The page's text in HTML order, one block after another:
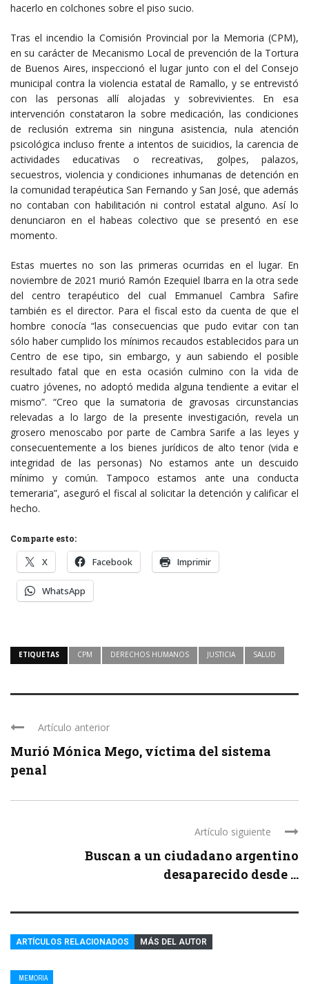
hacerlo en colchones sobre el piso sucio.
Tras el incendio la Comisión Provincial por la Memoria (CPM),
en su carácter de Mecanismo Local de prevención de la Tortura
de Buenos Aires, inspeccionó el lugar junto con el del Consejo
municipal contra la violencia estatal de Ramallo, y se entrevistó
con las personas allí alojadas y sobrevivientes. En esa
intervención constataron la sobre medicación, las condiciones
de reclusión extrema sin ninguna asistencia, nula atención
psicológica incluso frente a intentos de suicidios, la carencia de
actividades educativas o recreativas, golpes, palazos,
secuestros, violencia y condiciones inhumanas de detención en
la comunidad terapéutica San Fernando y San José, que además
no contaban con habilitación ni control estatal alguno. Así lo
denunciaron en el habeas colectivo que se presentó en ese
momento.
Estas muertes no son las primeras ocurridas en el lugar. En
noviembre de 2021 murió Ramón Ezequiel Ibarra en la otra sede
del centro terapéutico del cual Emmanuel Cambra Safire
también es el director. Para el fiscal esto da cuenta de que el
hombre conocía “las consecuencias que pudo evitar con tan
sólo haber cumplido los mínimos recaudos establecidos para un
Centro de ese tipo, sin embargo, y aun sabiendo el posible
resultado fatal que en esta ocasión culmino con la vida de
cuatro jóvenes, no adoptó medida alguna tendiente a evitar el
mismo”. “Creo que la sumatoria de gravosas circunstancias
relevadas a lo largo de la presente investigación, revela un
grosero menoscabo por parte de Cambra Sarife a las leyes y
consecuentemente a los bienes jurídicos de alto tenor (vida e
integridad de las personas) No estamos ante un descuido
mínimo y común. Tampoco estamos ante una conducta
temeraria”, aseguró el fiscal al solicitar la detención y calificar el
hecho.
Comparte esto:
X Facebook Imprimir
WhatsApp
ETIQUETAS CPM DERECHOS HUMANOS JUSTICIA SALUD
Artículo anterior
Murió Mónica Mego, víctima del sistema
penal
Artículo siguiente
Buscan a un ciudadano argentino
desaparecido desde ...
ARTÍCULOS RELACIONADOS MÁS DEL AUTOR
MEMORIA